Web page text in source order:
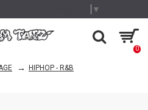
▼
0
HIPHOP - R&B